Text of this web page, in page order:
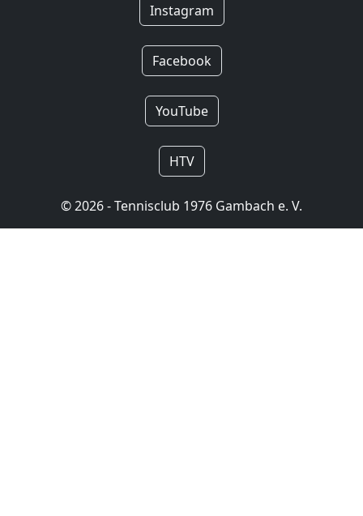
Instagram
Facebook
YouTube
HTV
© 2026 - Tennisclub 1976 Gambach e. V.